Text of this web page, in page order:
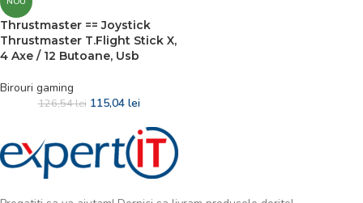
Thrustmaster == Joystick
Thrustmaster T.Flight Stick X,
4 Axe / 12 Butoane, Usb
Birouri gaming
126,54lei 115,04 lei